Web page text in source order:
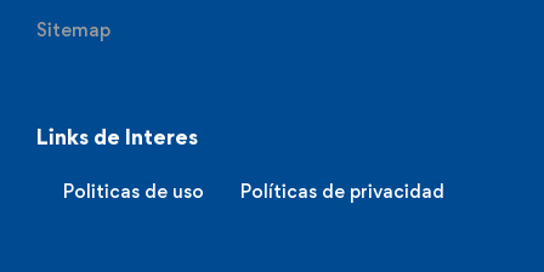
Sitemap
Links de Interes
Politicas de uso Políticas de privacidad